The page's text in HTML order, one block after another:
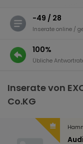
-49 / 28
Inserate online /
100%
Übliche
Inserate von
Co.KG